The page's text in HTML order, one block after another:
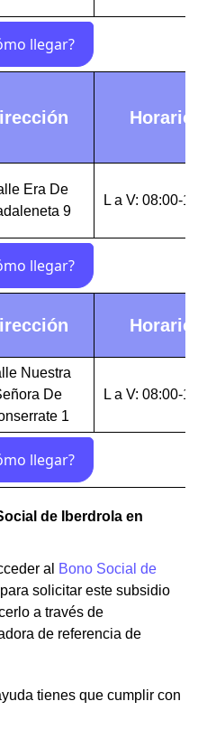
Horario
Era De
9
L a V: 08:00-
Horario
Nuestra
De
1
L a V: 08:00-
de Iberdrola en
al
Bono Social de
solicitar este subsidio
a través de
de referencia de
tienes que cumplir con